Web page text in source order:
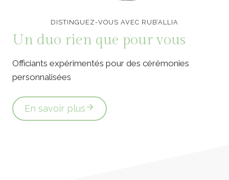
DISTINGUEZ-VOUS AVEC RUB’ALLIA
Un duo rien que pour vous
Officiants expérimentés pour des cérémonies
personnalisées
En savoir plus